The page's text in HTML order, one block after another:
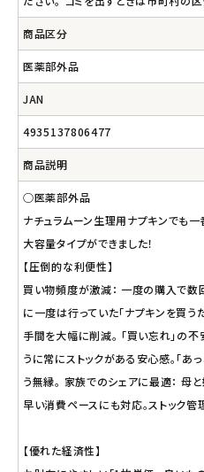
商品区分
医薬部外品
JAN
4935137806477
商品説明
○医薬部外品
ナチュラムーン生理用ナプキンでも
大容量タイプができました！
【圧倒的な利便性】
買い物頻度が激減： 一度の購入で数
に一度は行っていた「ナプキンを買う
手間を大幅に削減。 「買い忘れ」の不
うに常にストックがある安心感。「あ
う無縁。 家族でのシェアに最適： 母
早い消費ペースにも対応。ストック管
【優れた経済性】